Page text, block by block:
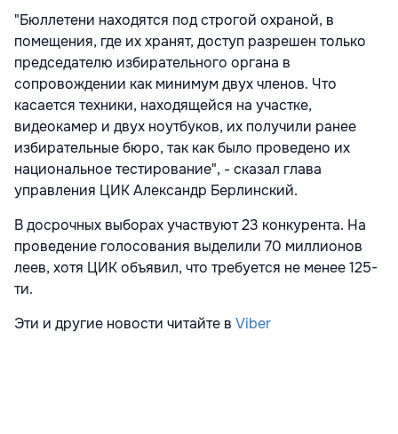
"Бюллетени находятся под строгой охраной, в
помещения, где их хранят, доступ разрешен только
председателю избирательного органа в
сопровождении как минимум двух членов. Что
касается техники, находящейся на участке,
видеокамер и двух ноутбуков, их получили ранее
избирательные бюро, так как было проведено их
национальное тестирование", - сказал глава
управления ЦИК Александр Берлинский.
В досрочных выборах участвуют 23 конкурента. На
проведение голосования выделили 70 миллионов
леев, хотя ЦИК объявил, что требуется не менее 125-
ти.
Эти и другие новости читайте в Viber